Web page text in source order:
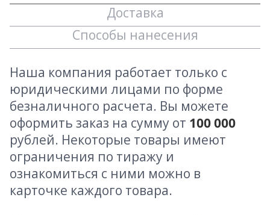
Доставка
Способы нанесения
Наша компания работает только с
юридическими лицами по форме
безналичного расчета. Вы можете
оформить заказ на сумму от 100 000
рублей. Некоторые товары имеют
ограничения по тиражу и
ознакомиться с ними можно в
карточке каждого товара.